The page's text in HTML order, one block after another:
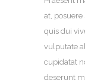
at,
quis dui
vulputate
cupidatat
deserunt